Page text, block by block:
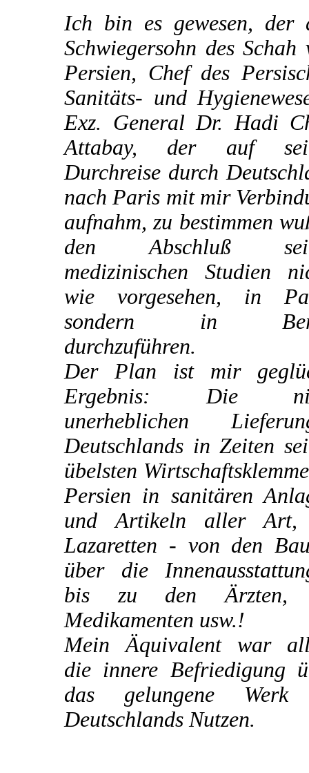
Ich bin es gewesen, der
Schwiegersohn des Schah
Persien, Chef des
Sanitäts- und
Exz. General Dr. Hadi
Attabay, der auf
Durchreise durch
nach Paris mit mir
aufnahm, zu bestimmen
den Abschluß
medizinischen Studien
wie vorgesehen, in
sondern in
durchzuführen.
Der Plan ist mir
Ergebnis: Die
unerheblichen
Deutschlands in Zeiten
übelsten
Persien in sanitären
und Artikeln aller Art,
Lazaretten - von den
über die
bis zu den Ärzten,
Medikamenten usw.!
Mein Äquivalent war
die innere Befriedigung
das gelungene Werk
Deutschlands Nutzen.